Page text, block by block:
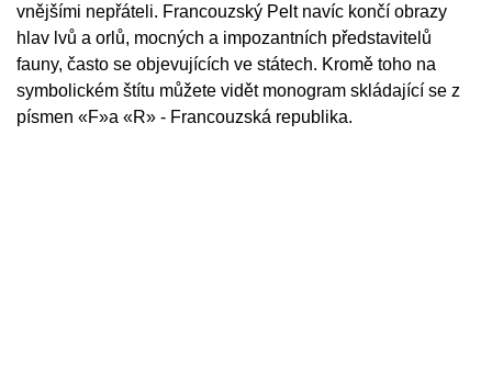
vnějšími nepřáteli. Francouzský Pelt navíc končí obrazy
hlav lvů a orlů, mocných a impozantních představitelů
fauny, často se objevujících ve státech. Kromě toho na
symbolickém štítu můžete vidět monogram skládající se z
písmen «F»a «R» - Francouzská republika.